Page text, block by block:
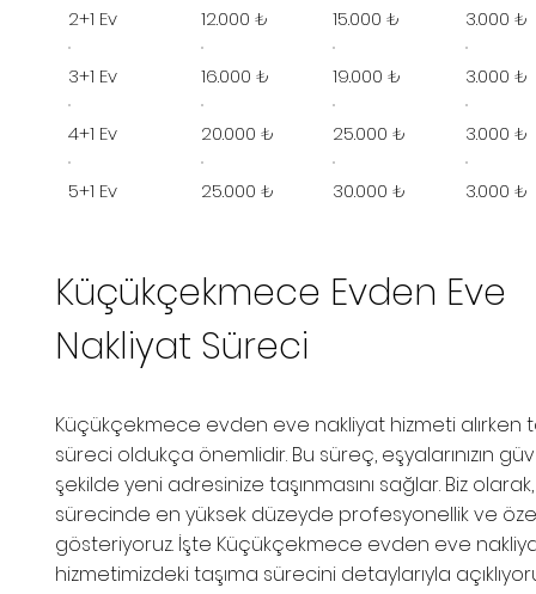
2+1 Ev 12.000 ₺ 15.000 ₺ 3.000 ₺
3+1 Ev 16.000 ₺ 19.000 ₺ 3.000 ₺
4+1 Ev 20.000 ₺ 25.000 ₺ 3.000 ₺
5+1 Ev 25.000 ₺ 30.000 ₺ 3.000 ₺
Küçükçekmece Evden Eve
Nakliyat Süreci
Küçükçekmece evden eve nakliyat hizmeti alırken
süreci oldukça önemlidir. Bu süreç, eşyalarınızın
şekilde yeni adresinize taşınmasını sağlar. Biz
sürecinde en yüksek düzeyde profesyonellik ve
gösteriyoruz. İşte Küçükçekmece evden eve
hizmetimizdeki taşıma sürecini detaylarıyla